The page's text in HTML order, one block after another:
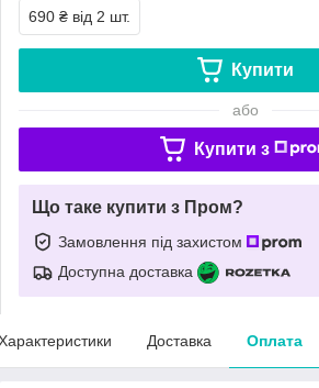
690 ₴ від 2 шт.
Купити
або
Купити з
Що таке купити з Пром?
Замовлення під захистом
Доступна доставка
Доставка Оплата